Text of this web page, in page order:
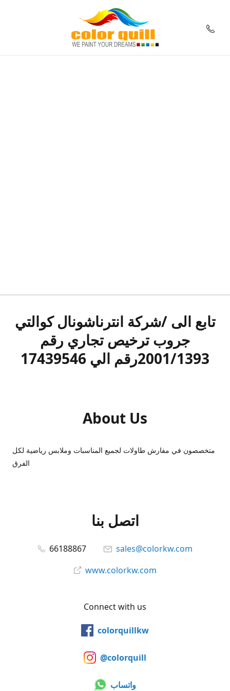
تابع الى /شركة انترناشونال كوالتي
جروب ترخيص تجاري رقم
2001/1393رقم الي 17439546
About Us
متخصصون في مفارش طاولات لجميع المناسبات وملابس رياضية لكل
الفرق
اتصل بنا
66188867
sales@colorkw.com
www.colorkw.com
Connect with us
colorquillkw
@colorquill
واتساب